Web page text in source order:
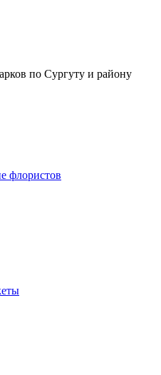
по Сургуту и району
флористов